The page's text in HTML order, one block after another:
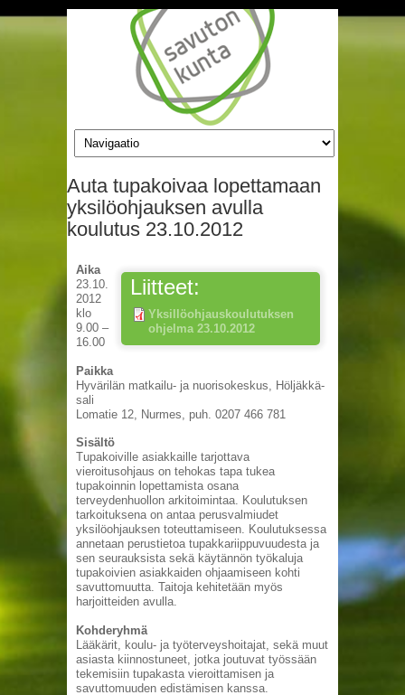
Hyppää pääsisältöön
Auta tupakoivaa lopettamaan
yksilöohjauksen avulla
koulutus 23.10.2012
Liitteet:
Yksillöohjauskoulutuksen
ohjelma 23.10.2012
Aika
23.10.
2012
klo
9.00 –
16.00
Paikka
Hyvärilän matkailu- ja nuorisokeskus, Höljäkkä-
sali
Lomatie 12, Nurmes, puh. 0207 466 781
Sisältö
Tupakoiville asiakkaille tarjottava
vieroitusohjaus on tehokas tapa tukea
tupakoinnin lopettamista osana
terveydenhuollon arkitoimintaa. Koulutuksen
tarkoituksena on antaa perusvalmiudet
yksilöohjauksen toteuttamiseen. Koulutuksessa
annetaan perustietoa tupakkariippuvuudesta ja
sen seurauksista sekä käytännön työkaluja
tupakoivien asiakkaiden ohjaamiseen kohti
savuttomuutta. Taitoja kehitetään myös
harjoitteiden avulla.
Kohderyhmä
Lääkärit, koulu- ja työterveyshoitajat, sekä muut
asiasta kiinnostuneet, jotka joutuvat työssään
tekemisiin tupakasta vieroittamisen ja
savuttomuuden edistämisen kanssa.